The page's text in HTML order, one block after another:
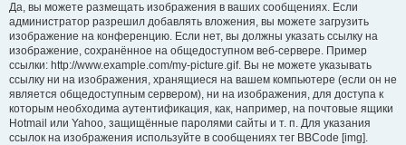
Да, вы можете размещать изображения в ваших сообщениях. Если
администратор разрешил добавлять вложения, вы можете загрузить
изображение на конференцию. Если нет, вы должны указать ссылку на
изображение, сохранённое на общедоступном веб-сервере. Пример
ссылки: http://www.example.com/my-picture.gif. Вы не можете указывать
ссылку ни на изображения, хранящиеся на вашем компьютере (если он не
является общедоступным сервером), ни на изображения, для доступа к
которым необходима аутентификация, как, например, на почтовые ящики
Hotmail или Yahoo, защищённые паролями сайты и т. п. Для указания
ссылок на изображения используйте в сообщениях тег BBCode [img].